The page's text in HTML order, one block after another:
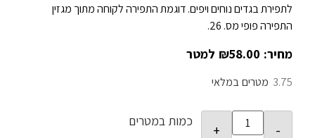
לתפירת בגדים נוחים ויפים. דוגמת התפירה לקוחה מתוך מגזין
התפירה פופי מס. 26.
₪58.00
3.75 במלאי
כמות במטרים